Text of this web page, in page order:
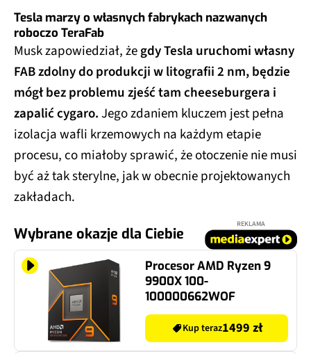
Tesla marzy o własnych fabrykach nazwanych
roboczo TeraFab
Musk zapowiedział, żegdy Tesla uruchomi własny
FAB zdolny do produkcji w litografii 2 nm, będzie
mógł bez problemu zjeść tam cheeseburgera i
zapalić cygaro. Jego zdaniem kluczem jest pełna
izolacja wafli krzemowych na każdym etapie
procesu, co miałoby sprawić, że otoczenie nie musi
być aż tak sterylne, jak w obecnie projektowanych
zakładach.
Wybrane okazje dla Ciebie
REKLAMA
Procesor AMD Ryzen 9
9900X 100-
100000662WOF
Kup teraz1499 zł